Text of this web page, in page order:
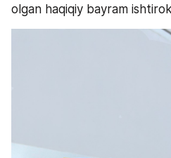
olgan haqiqiy bayram